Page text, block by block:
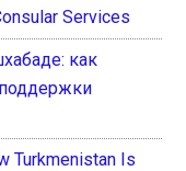
Services
как
Turkmenistan Is